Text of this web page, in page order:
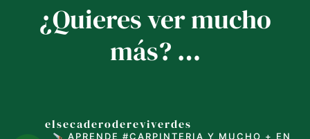
¿Quieres ver mucho
más? …
elsecaderodereviverdes
APRENDE #CARPINTERIA Y MUCHO + EN